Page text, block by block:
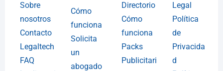
Sobre
nosotros
Contacto
Legaltech
FAQ
Cómo
funciona
Solicita
un
abogado
Directorio
Cómo
funciona
Packs
Publicitari
Legal
Política
de
Privacida
d